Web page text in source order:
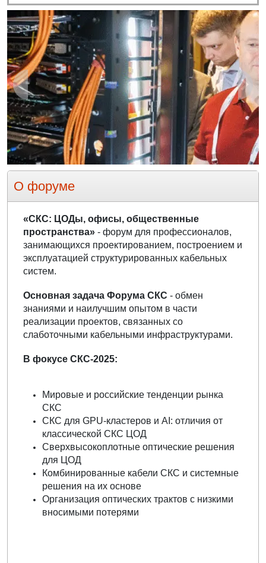
Назад
О форуме
«СКС: ЦОДы, офисы, общественные
пространства» - форум для профессионалов,
занимающихся проектированием, построением и
эксплуатацией структурированных кабельных
систем.
Основная задача Форума СКС - обмен
знаниями и наилучшим опытом в части
реализации проектов, связанных со
слаботочными кабельными инфраструктурами.
В фокусе СКС-2025:
Мировые и российские тенденции рынка
СКС
СКС для GPU-кластеров и AI: отличия от
классической СКС ЦОД
Сверхвысокоплотные оптические решения
для ЦОД
Комбинированные кабели СКС и системные
решения на их основе
Организация оптических трактов с низкими
вносимыми потерями